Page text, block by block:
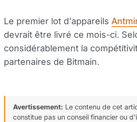
Le premier lot d'appareils
devrait être livré ce mois-ci.
considérablement la
partenaires de Bitmain.
Avertissement: Le contenu de cet
constitue pas un conseil financier ou